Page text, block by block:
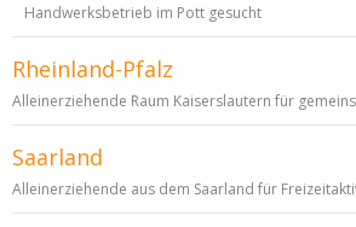
Handwerksbetrieb im Pott gesucht
Rheinland-Pfalz
Saarland